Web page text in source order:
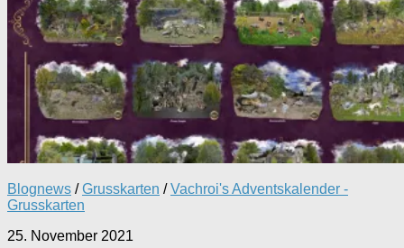
Blognews /Grusskarten /Vachroi's Adventskalender -
Grusskarten
25. November 2021